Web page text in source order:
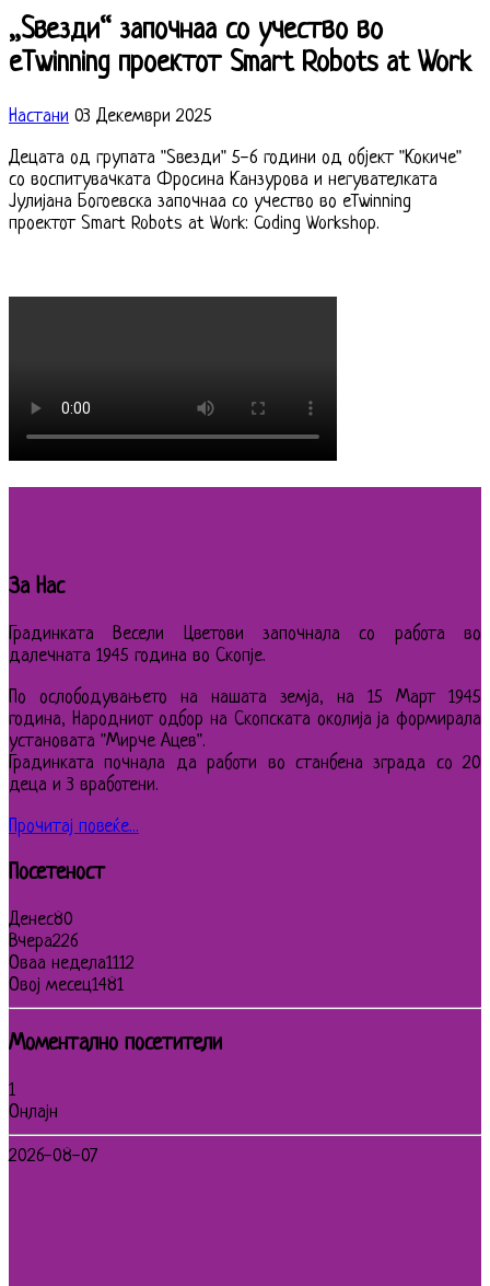
„Ѕвезди“ започнаа со учество во
eTwinning проектот Smart Robots at Work
Настани 03 Декември 2025
Децата од групата "Ѕвезди" 5-6 години од објект "Кокиче"
со воспитувачката Фросина Канзурова и негувателката
Јулијана Богоевска започнаа со учество во eTwinning
проектот Smart Robots at Work: Coding Workshop.
За Нас
Градинката Весели Цветови започнала со работа во
далечната 1945 година во Скопје.
По ослободувањето на нашата земја, на 15 Март 1945
година, Народниот одбор на Скопската околија ја формирала
установата "Мирче Ацев".
Градинката почнала да работи во станбена зграда со 20
деца и 3 вработени.
Прочитај повеќе...
Посетеност
Денес80
Вчера226
Оваа недела1112
Овој месец1481
Моментално посетители
1
Онлајн
2026-08-07